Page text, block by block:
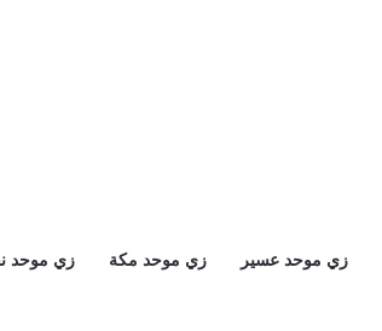
زي موحد عسير زي موحد مكة زي موحد